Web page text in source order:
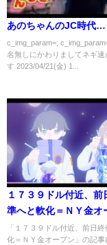
あのちゃんのJC時代…
c_img_param=;
名無しにかわりましてネギ速
す 2023/04/21(金) 1...
１７３９ドル付近、前
準へと軟化＝ＮＹ金オ
「１７３９ドル付近、前日
化＝ＮＹ金オープン」の記